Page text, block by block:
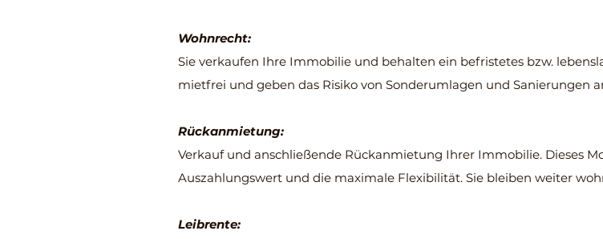
Wohnrecht:
Sie verkaufen Ihre Immobilie und behalten ein befristetes bzw.
mietfrei und geben das Risiko von Sonderumlagen und Sanierungen
Rückanmietung:
Verkauf und anschließende Rückanmietung Ihrer Immobilie. Dieses
Auszahlungswert und die maximale Flexibilität. Sie bleiben weiter
Leibrente: